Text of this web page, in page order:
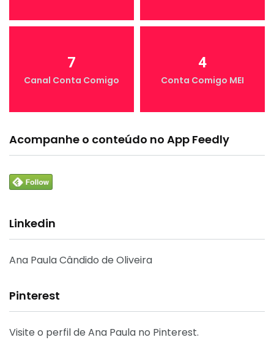
7
Canal Conta Comigo
4
Conta Comigo MEI
Acompanhe o conteúdo no App Feedly
Linkedin
Ana Paula Cândido de Oliveira
Pinterest
Visite o perfil de Ana Paula no Pinterest.